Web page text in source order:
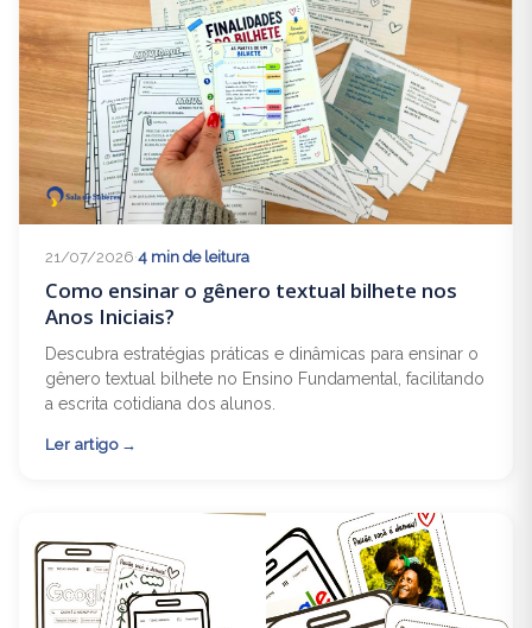
21/07/2026·4 min de leitura
Como ensinar o gênero textual bilhete nos
Anos Iniciais?
Descubra estratégias práticas e dinâmicas para ensinar o
gênero textual bilhete no Ensino Fundamental, facilitando
a escrita cotidiana dos alunos.
Ler artigo